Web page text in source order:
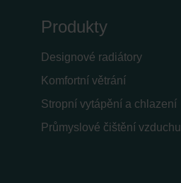
Produkty
Designové radiátory
Komfortní větrání
Stropní vytápění a chlazení
Průmyslové čištění vzduchu